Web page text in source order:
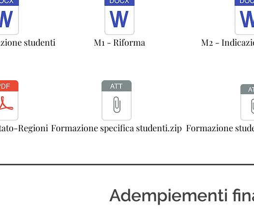
studenti M1 - Riforma
Regioni Formazione specifica studenti.zip
M2 -
Formazione
Adempiementi